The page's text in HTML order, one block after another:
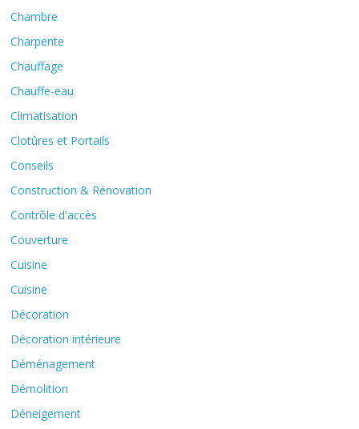
Chambre
Charpente
Chauffage
Chauffe-eau
Climatisation
Clotûres et Portails
Conseils
Construction & Rénovation
Contrôle d'accès
Couverture
Cuisine
Cuisine
Décoration
Décoration intérieure
Déménagement
Démolition
Déneigement